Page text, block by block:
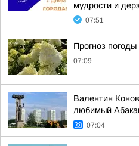
мудрости и
07:51
Прогноз погоды
07:09
Валентин
любимый
07:04